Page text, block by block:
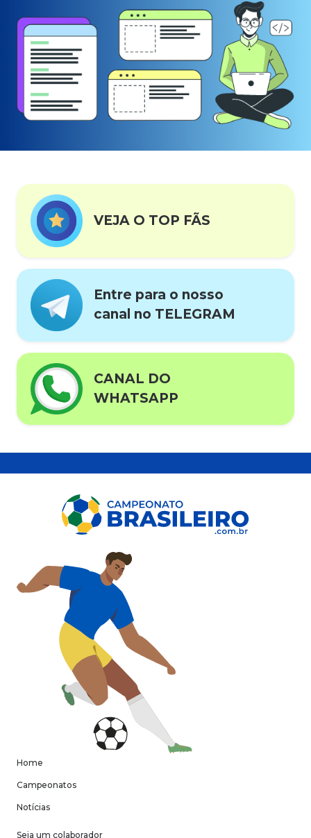
VEJA O TOP FÃS
Entre para o nosso
canal no TELEGRAM
CANAL DO
WHATSAPP
Home
Campeonatos
Notícias
Seja um colaborador